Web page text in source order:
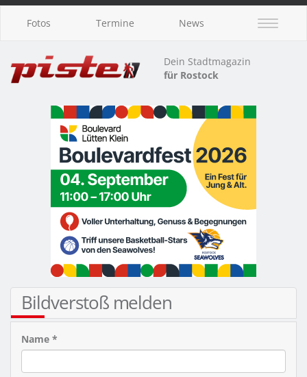
Fotos Termine News
Dein Stadtmagazin
für Rostock
Bildverstoß melden
Name *